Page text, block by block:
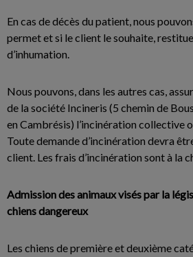
En cas de décès du patient, nous
permet et si le client le souhaite,
d’inhumation.
Nous pouvons, dans les autres cas,
de la société Incineris (5 chemin de
en Cambrésis) l’incinération collective
Toute demande d’incinération devra
client. Les frais d’incinération sont à la
Admission des animaux visés par la
chiens dangereux
Les chiens de première et deuxième